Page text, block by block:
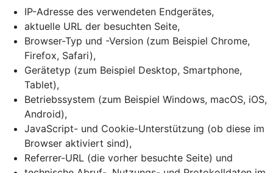
IP-Adresse des verwendeten Endgerätes,
aktuelle URL der besuchten Seite,
Browser-Typ und -Version (zum Beispiel Chrome,
Firefox, Safari),
Gerätetyp (zum Beispiel Desktop, Smartphone,
Tablet),
Betriebssystem (zum Beispiel Windows, macOS, iOS,
Android),
JavaScript- und Cookie-Unterstützung (ob diese im
Browser aktiviert sind),
Referrer-URL (die vorher besuchte Seite) und